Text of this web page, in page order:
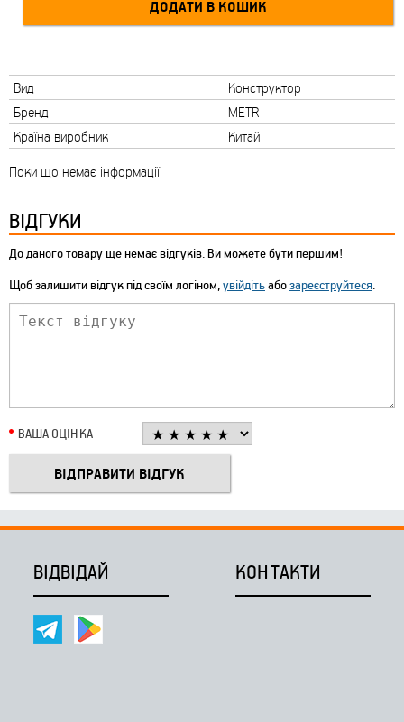
Вид
Конструктор
Бренд
METR
Країна виробник
Китай
Поки що немає інформації
ВІДГУКИ
До даного товару ще немає відгуків. Ви можете бути першим!
Щоб залишити відгук під своїм логіном,увійдітьабозареєструйтеся.
ВАША ОЦІНКА
ВІДВІДАЙ КОНТАКТИ